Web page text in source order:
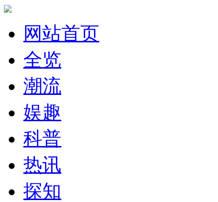
网站首页
全览
潮流
娱趣
科普
热讯
探知